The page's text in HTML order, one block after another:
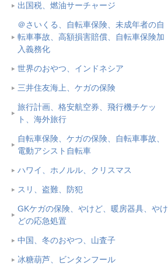
出国税、燃油サーチャージ
＠さいくる、自転車保険、未成年者の自
転車事故、高額損害賠償、自転車保険加
入義務化
世界のおやつ、インドネシア
三井住友海上、ケガの保険
旅行計画、格安航空券、飛行機チケッ
ト、海外旅行
自転車保険、ケガの保険、自転車事故、
電動アシスト自転車
ハワイ、ホノルル、クリスマス
スリ、盗難、防犯
GKケガの保険、やけど、暖房器具、やけ
どの応急処置
中国、冬のおやつ、山査子
冰糖葫芦、ビンタンフール